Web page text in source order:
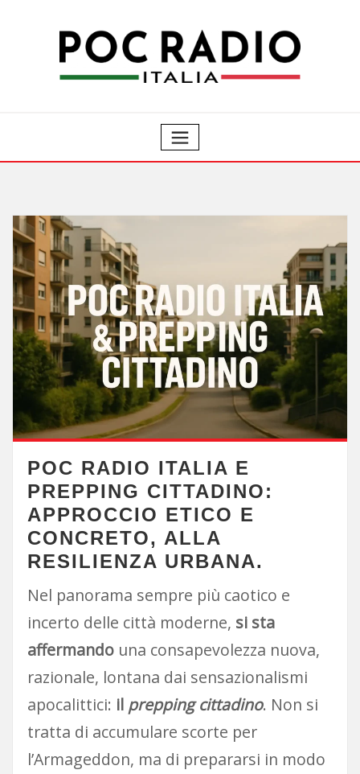
POC RADIO ITALIA E
PREPPING CITTADINO:
APPROCCIO ETICO E
CONCRETO, ALLA
RESILIENZA URBANA.
Nel panorama sempre più caotico e
incerto delle città moderne, si sta
affermandouna consapevolezza nuova,
razionale, lontana dai sensazionalismi
apocalittici: il prepping cittadino. Non si
tratta di accumulare scorte per
l’Armageddon, ma di prepararsi in modo